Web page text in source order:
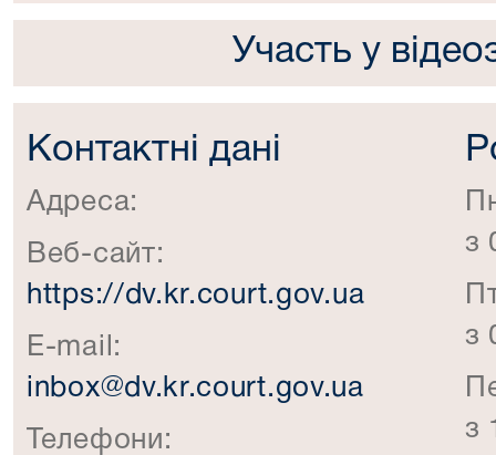
Участь у
Контактні дані
Адреса:
Веб-сайт:
https://dv.kr.court.gov.ua
E-mail:
inbox@dv.kr.court.gov.ua
Телефони:
з
з
з